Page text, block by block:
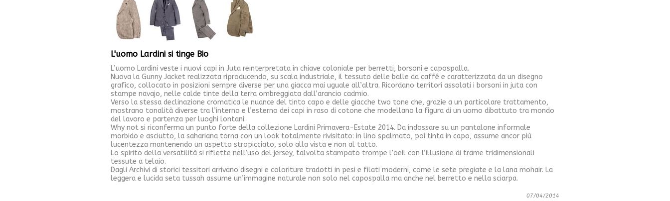
L'uomo Lardini si tinge Bio
L’uomo Lardini veste i nuovi capi in Juta reinterpretata in chiave coloniale per berretti, borsoni e capospalla.
Nuova la Gunny Jacket realizzata riproducendo, su scala industriale, il tessuto delle balle da caffé e caratterizzata da un disegno
grafico, collocato in posizioni sempre diverse per una giacca mai uguale all’altra. Ricordano territori assolati i borsoni in juta con
stampe navajo, nelle calde tinte della terra ombreggiata dall’arancio cadmio.
Verso la stessa declinazione cromatica le nuance del tinto capo e delle giacche two tone che, grazie a un particolare trattamento,
mostrano tonalità diverse tra l’interno e l’esterno dei capi in raso di cotone che modellano la figura di un uomo dibattuto tra mondo
del lavoro e partenza per luoghi lontani.
Why not si riconferma un punto forte della collezione Lardini Primavera-Estate 2014. Da indossare su un pantalone informale
morbido e asciutto, la sahariana torna con un look totalmente rivisitato: in lino spalmato, poi tinta in capo, assume ancor più
lucentezza mantenendo un aspetto stropicciato, solo alla vista e non al tatto.
Lo spirito della versatilità si riflette nell’uso del jersey, talvolta stampato trompe l’oeil con l’illusione di trame tridimensionali
tessute a telaio.
Dagli Archivi di storici tessitori arrivano disegni e coloriture tradotti in pesi e filati moderni, come le sete pregiate e la lana mohair. La
leggera e lucida seta tussah assume un’immagine naturale non solo nel capospalla ma anche nel berretto e nella sciarpa.
07/04/2014